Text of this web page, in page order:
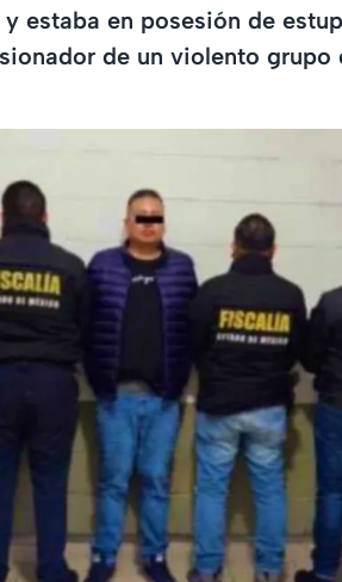
estaba en posesión de
de un violento grupo